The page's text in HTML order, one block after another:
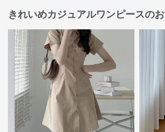
きれいめカジュアルワンピースの